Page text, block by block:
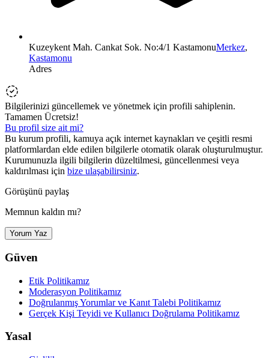
Kuzeykent Mah. Cankat Sok. No:4/1 KastamonuMerkez,
Kastamonu
Adres
Bilgilerinizi güncellemek ve yönetmek için profili sahiplenin.
Tamamen Ücretsiz!
Bu profil size ait mi?
Bu kurum profili, kamuya açık internet kaynakları ve çeşitli resmi
platformlardan elde edilen bilgilerle otomatik olarak oluşturulmuştur.
Kurumunuzla ilgili bilgilerin düzeltilmesi, güncellenmesi veya
kaldırılması için bize ulaşabilirsiniz.
Görüşünü paylaş
Memnun kaldın mı?
Yorum Yaz
Güven
Etik Politikamız
Moderasyon Politikamız
Doğrulanmış Yorumlar ve Kanıt Talebi Politikamız
Gerçek Kişi Teyidi ve Kullanıcı Doğrulama Politikamız
Yasal